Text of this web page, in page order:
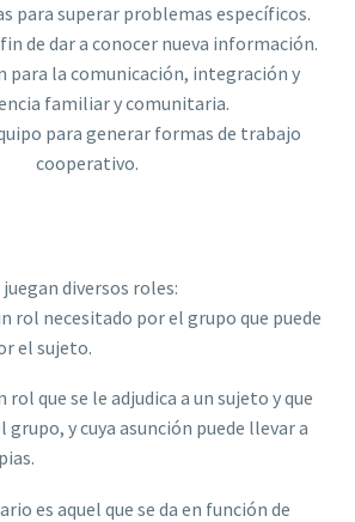
para superar problemas específicos.
de dar a conocer nueva información.
para la comunicación, integración y
familiar y comunitaria.
para generar formas de trabajo
cooperativo.
diversos roles:
rol necesitado por el grupo que puede
el sujeto.
rol que se le adjudica a un sujeto y que
grupo, y cuya asunción puede llevar a
es aquel que se da en función de